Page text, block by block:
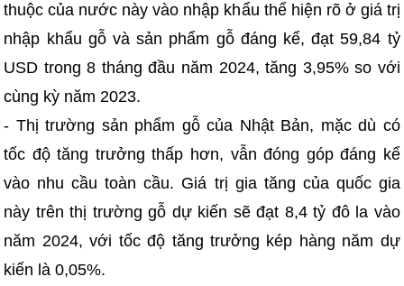
thuộc của nước này vào nhập khẩu thể hiện rõ ở giá trị
nhập khẩu gỗ và sản phẩm gỗ đáng kể, đạt 59,84 tỷ
USD trong 8 tháng đầu năm 2024, tăng 3,95% so với
cùng kỳ năm 2023.
- Thị trường sản phẩm gỗ của Nhật Bản, mặc dù có
tốc độ tăng trưởng thấp hơn, vẫn đóng góp đáng kể
vào nhu cầu toàn cầu. Giá trị gia tăng của quốc gia
này trên thị trường gỗ dự kiến sẽ đạt 8,4 tỷ đô la vào
năm 2024, với tốc độ tăng trưởng kép hàng năm dự
kiến là 0,05%.